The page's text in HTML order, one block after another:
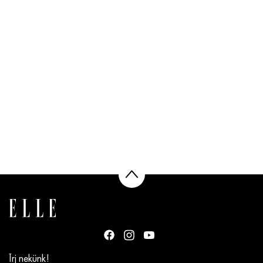
Írj nekünk!